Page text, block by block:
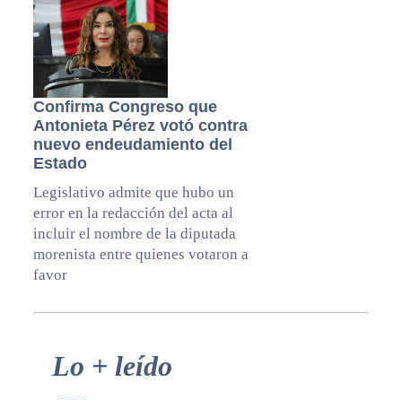
Confirma Congreso que
Antonieta Pérez votó contra
nuevo endeudamiento del
Estado
Legislativo admite que hubo un
error en la redacción del acta al
incluir el nombre de la diputada
morenista entre quienes votaron a
favor
Primary
Lo + leído